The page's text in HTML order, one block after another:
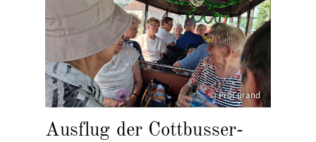
© ProCurand
Ausflug der Cottbusser-